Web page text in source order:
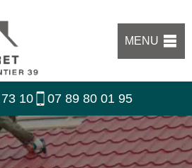
MENU
10 07 89 80 01 95